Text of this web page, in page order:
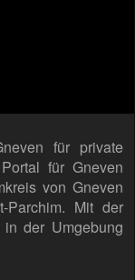
für private
für Gneven
von Gneven
Parchim. Mit der
der Umgebung